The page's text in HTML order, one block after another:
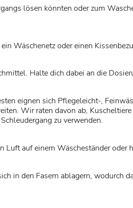
lösen könnten oder zum
Wäschenetz oder einen
Halte dich dabei an die
eignen sich Pflegeleicht-,
Wir raten davon ab,
zu verwenden.
auf einem Wäscheständer oder
in den Fasern ablagern, wodurch